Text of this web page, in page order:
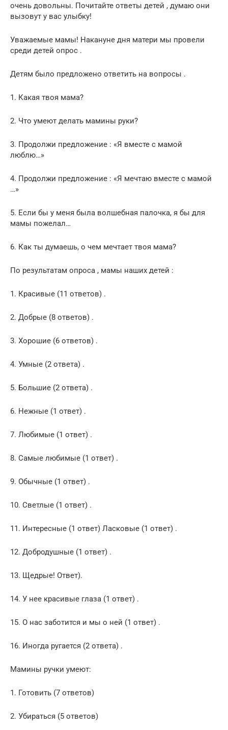
очень довольны. Почитайте ответы детей , думаю они
вызовут у вас улыбку!
Уважаемые мамы! Накануне дня матери мы провели
среди детей опрос .
Детям было предложено ответить на вопросы .
1. Какая твоя мама?
2. Что умеют делать мамины руки?
3. Продолжи предложение : «Я вместе с мамой
люблю…»
4. Продолжи предложение : «Я мечтаю вместе с мамой
…»
5. Если бы у меня была волшебная палочка, я бы для
мамы пожелал…
6. Как ты думаешь, о чем мечтает твоя мама?
По результатам опроса , мамы наших детей :
1. Красивые (11 ответов) .
2. Добрые (8 ответов) .
3. Хорошие (6 ответов) .
4. Умные (2 ответа) .
5. Большие (2 ответа) .
6. Нежные (1 ответ) .
7. Любимые (1 ответ) .
8. Самые любимые (1 ответ) .
9. Обычные (1 ответ) .
10. Светлые (1 ответ) .
11. Интересные (1 ответ) Ласковые (1 ответ) .
12. Добродушные (1 ответ) .
13. Щедрые! Ответ).
14. У нее красивые глаза (1 ответ) .
15. О нас заботится и мы о ней (1 ответ) .
16. Иногда ругается (2 ответа) .
Мамины ручки умеют:
1. Готовить (7 ответов)
2. Убираться (5 ответов)